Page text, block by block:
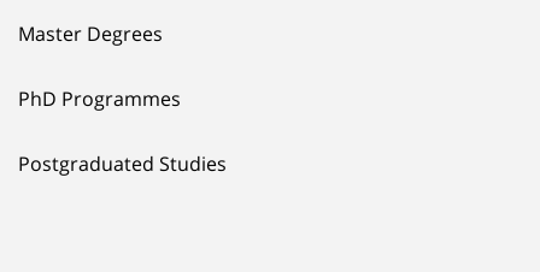
Master Degrees
PhD Programmes
Postgraduated Studies